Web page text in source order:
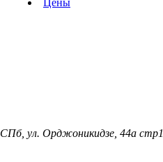
Цены
СПб, ул. Орджоникидзе, 44а стр1